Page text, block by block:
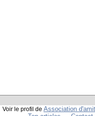
Voir le profil de Association